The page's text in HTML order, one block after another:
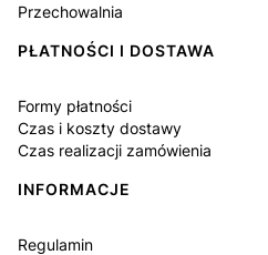
Przechowalnia
PŁATNOŚCI I DOSTAWA
Formy płatności
Czas i koszty dostawy
Czas realizacji zamówienia
INFORMACJE
Regulamin